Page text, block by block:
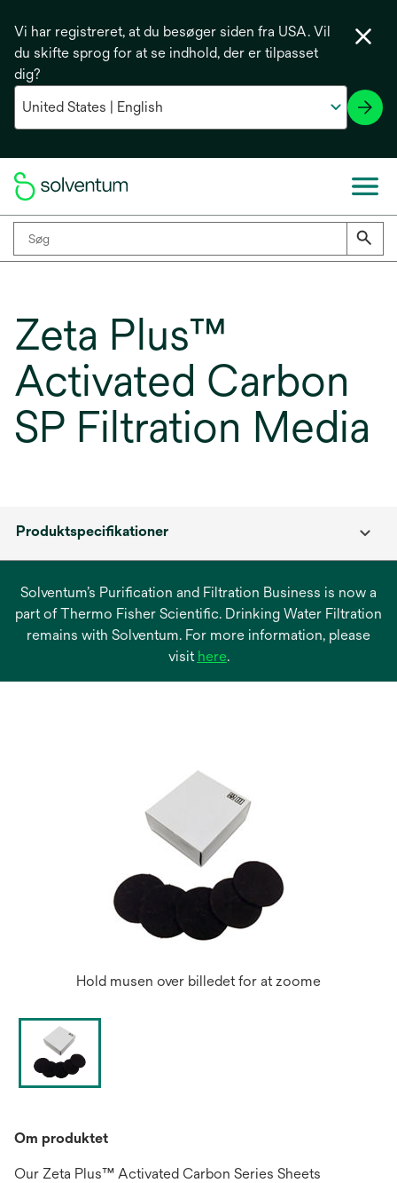
Vi har registreret, at du besøger siden fra USA. Vil
du skifte sprog for at se indhold, der er tilpasset
dig?
Zeta Plus™
Activated Carbon
SP Filtration Media
Produktspecifikationer
Solventum’s Purification and Filtration Business is now a
part of Thermo Fisher Scientific. Drinking Water Filtration
remains with Solventum. For more information, please
visit hereopens
.
Hold musen over billedet for at zoome
Om produktet
Our Zeta Plus™ Activated Carbon Series Sheets